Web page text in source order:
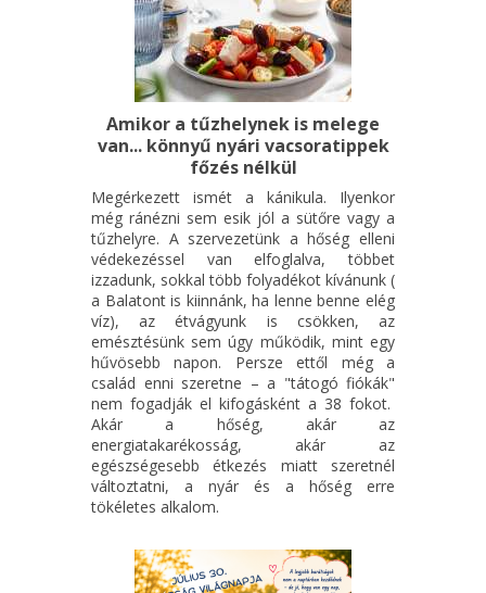
Amikor a tűzhelynek is melege
van... könnyű nyári vacsoratippek
főzés nélkül
Megérkezett ismét a kánikula. Ilyenkor
még ránézni sem esik jól a sütőre vagy a
tűzhelyre. A szervezetünk a hőség elleni
védekezéssel van elfoglalva, többet
izzadunk, sokkal több folyadékot kívánunk (
a Balatont is kiinnánk, ha lenne benne elég
víz), az étvágyunk is csökken, az
emésztésünk sem úgy működik, mint egy
hűvösebb napon. Persze ettől még a
család enni szeretne – a "tátogó fiókák"
nem fogadják el kifogásként a 38 fokot.
Akár a hőség, akár az
energiatakarékosság, akár az
egészségesebb étkezés miatt szeretnél
változtatni, a nyár és a hőség erre
tökéletes alkalom.